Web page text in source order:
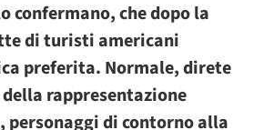
confermano, che dopo la
di turisti americani
preferita. Normale, direte
rappresentazione
di contorno alla